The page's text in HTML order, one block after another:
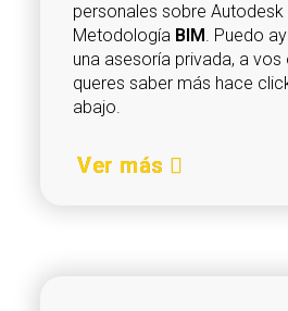
personales sobre Autodesk
Metodología BIM. Puedo
una asesoría privada, a vos
queres saber más hace
abajo.
Ver más